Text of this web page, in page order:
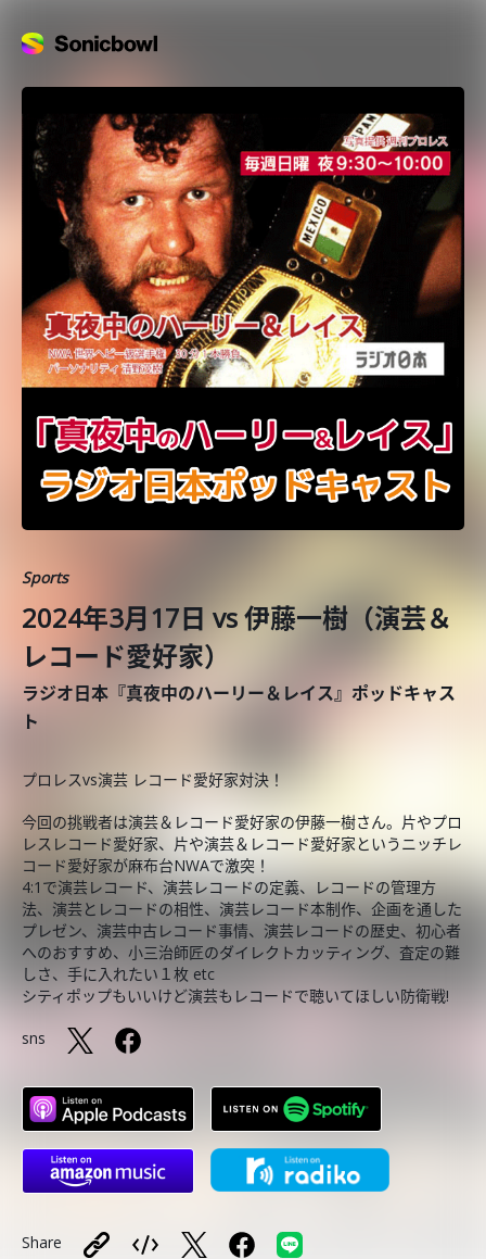
Sports
2024年3月17日 vs 伊藤一樹（演芸＆
レコード愛好家）
ラジオ日本『真夜中のハーリー＆レイス』ポッドキャス
ト
プロレスvs演芸 レコード愛好家対決！
今回の挑戦者は演芸＆レコード愛好家の伊藤一樹さん。片やプロ
レスレコード愛好家、片や演芸＆レコード愛好家というニッチレ
コード愛好家が麻布台NWAで激突！
4:1で演芸レコード、演芸レコードの定義、レコードの管理方
法、演芸とレコードの相性、演芸レコード本制作、企画を通した
プレゼン、演芸中古レコード事情、演芸レコードの歴史、初心者
へのおすすめ、小三治師匠のダイレクトカッティング、査定の難
しさ、手に入れたい１枚 etc
シティポップもいいけど演芸もレコードで聴いてほしい防衛戦!
sns
Share